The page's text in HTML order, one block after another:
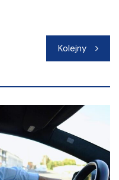
Kolejny